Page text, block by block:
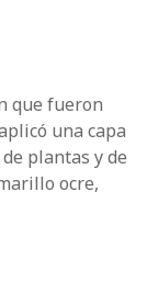
que fueron
una capa
plantas y de
ocre,